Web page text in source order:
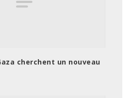
cherchent un nouveau